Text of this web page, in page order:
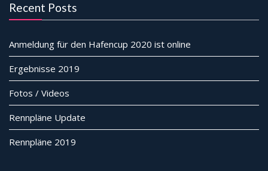
Recent Posts
Anmeldung für den Hafencup 2020 ist online
Ergebnisse 2019
Fotos / Videos
Rennpläne Update
Rennpläne 2019